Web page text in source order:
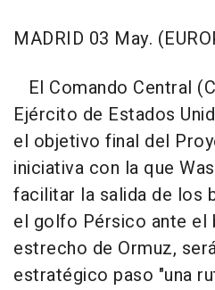
MADRID 03 May.
El Comando Central
Ejército de Estados
el objetivo final del
iniciativa con la que
facilitar la salida de los
el golfo Pérsico ante el
estrecho de Ormuz,
estratégico paso "una